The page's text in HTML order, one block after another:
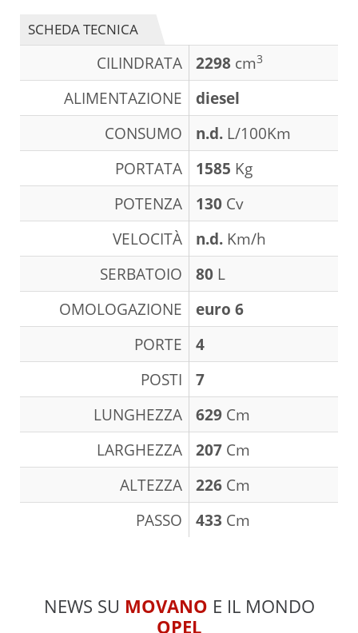
SCHEDA TECNICA
CILINDRATA 2298 cm3
ALIMENTAZIONE
diesel
CONSUMO
n.d. L/100Km
PORTATA
1585 Kg
POTENZA
130 Cv
VELOCITÀ
n.d. Km/h
SERBATOIO
80 L
OMOLOGAZIONE
euro 6
PORTE
4
POSTI
7
LUNGHEZZA
629 Cm
LARGHEZZA
207 Cm
ALTEZZA
226 Cm
PASSO
433 Cm
NEWS SU MOVANO E IL MONDO
OPEL